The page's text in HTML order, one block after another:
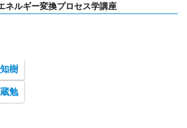
ネルギー変換プロセス学講座
樹
勉